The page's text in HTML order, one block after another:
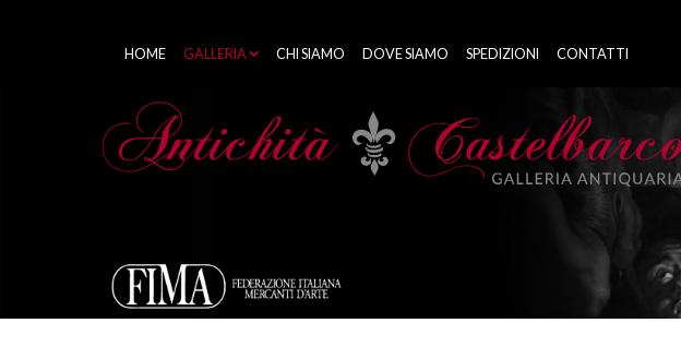
HOME GALLERIA CHI SIAMO DOVE SIAMO SPEDIZIONI CONTATTI